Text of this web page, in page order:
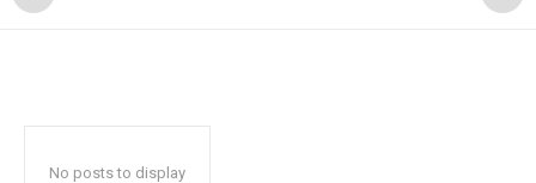
No posts to display